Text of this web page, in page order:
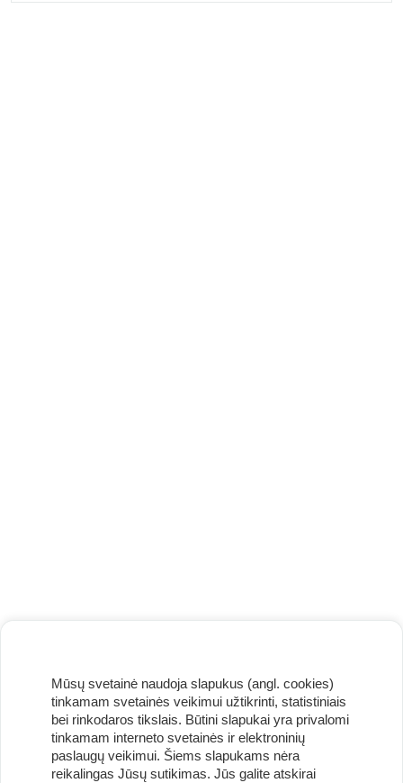
Mūsų svetainė naudoja slapukus (angl. cookies)
tinkamam svetainės veikimui užtikrinti, statistiniais
bei rinkodaros tikslais. Būtini slapukai yra privalomi
tinkamam interneto svetainės ir elektroninių
paslaugų veikimui. Šiems slapukams nėra
reikalingas Jūsų sutikimas. Jūs galite atskirai